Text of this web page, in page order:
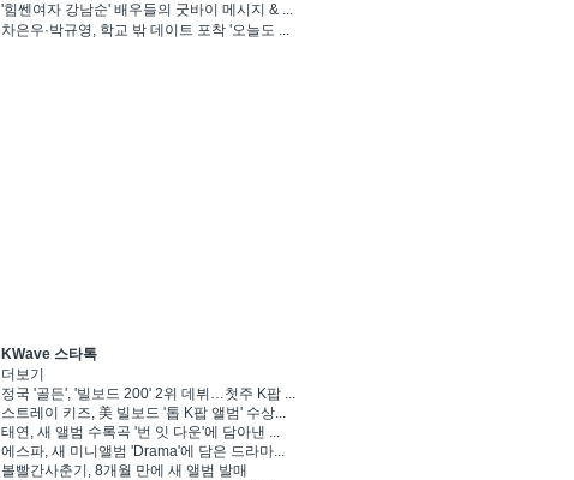
'힘쎈여자 강남순' 배우들의 굿바이 메시지 & ...
차은우·박규영, 학교 밖 데이트 포착 '오늘도 ...
KWave 스타톡
더보기
정국 '골든', '빌보드 200' 2위 데뷔…첫주 K팝 ...
스트레이 키즈, 美 빌보드 '톱 K팝 앨범' 수상...
태연, 새 앨범 수록곡 '번 잇 다운'에 담아낸 ...
에스파, 새 미니앨범 'Drama'에 담은 드라마...
볼빨간사춘기, 8개월 만에 새 앨범 발매